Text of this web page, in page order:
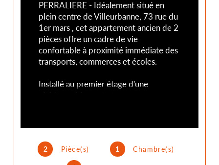
2 Pièce(s) 1 Chambre(s)
PERRALIERE - Idéalement situé en
plein centre de Villeurbanne, 73 rue du
1er mars , cet appartement ancien de 2
pièces offre un cadre de vie
confortable à proximité immédiate des
transports, commerces et écoles.
Installé au premier étage d'une
lumineux de près de 20 m², d'une
chambre, d'une cuisine séparée et
équipée, d'une salle de bains, ainsi que